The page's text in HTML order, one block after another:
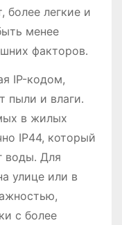
более легкие и
менее
факторов․
IP-кодом,
пыли и влаги․
в жилых
IP44, который
воды․ Для
улице или в
с более